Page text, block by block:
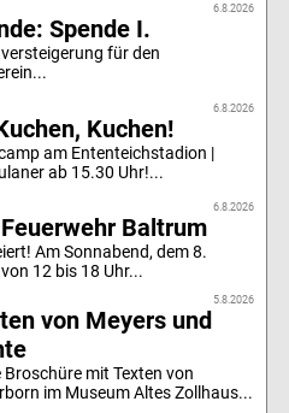
6.8.2026
Spende I.
für den
6.8.2026
Kuchen!
am Ententeichstadion |
ab 15.30 Uhr!...
6.8.2026
Baltrum
Am Sonnabend, dem 8.
12 bis 18 Uhr...
5.8.2026
von Meyers und
mit Texten von
im Museum Altes Zollhaus...